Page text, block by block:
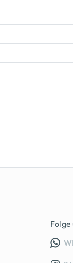
Folge